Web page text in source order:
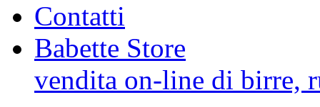
Contatti
Babette Store
vendita on-line di birre,